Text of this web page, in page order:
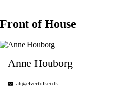
Front of House
Anne Houborg
ah@elverfolket.dk